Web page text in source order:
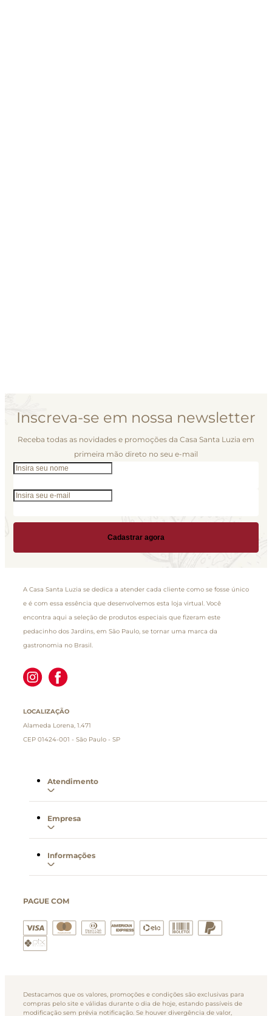
Inscreva-se em nossa newsletter
Receba todas as novidades e promoções da Casa Santa Luzia em
primeira mão direto no seu e-mail
Cadastrar agora
A Casa Santa Luzia se dedica a atender cada cliente como se fosse único
e é com essa essência que desenvolvemos esta loja virtual. Você
encontra aqui a seleção de produtos especiais que fizeram este
pedacinho dos Jardins, em São Paulo, se tornar uma marca da
gastronomia no Brasil.
LOCALIZAÇÃO
Alameda Lorena, 1.471
CEP 01424-001 - São Paulo - SP
Atendimento
Empresa
Informações
PAGUE COM
Destacamos que os valores, promoções e condições são exclusivas para
compras pelo site e válidas durante o dia de hoje, estando passíveis de
modificação sem prévia notificação. Se houver divergência de valor,